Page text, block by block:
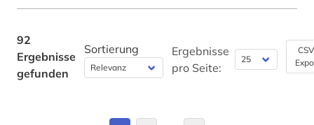
indigenes volk (1)
informatik (1)
Russland, Sowjetunion (1)
Suedamerika (3)
92
Ergebnisse
gefunden
Sortierung
Ergebnisse
pro Seite: